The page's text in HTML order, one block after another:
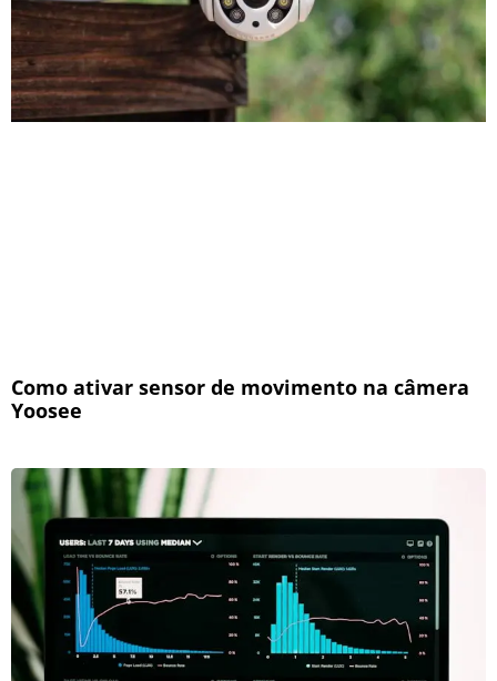
Como ativar sensor de movimento na câmera
Yoosee